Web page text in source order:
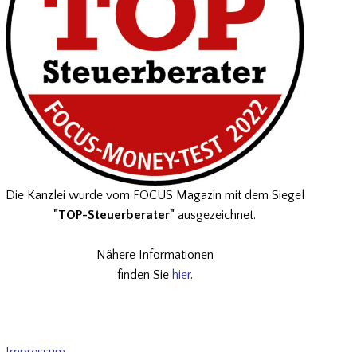
Die Kanzlei wurde vom FOCUS Magazin mit dem Siegel
"TOP-Steuerberater" ausgezeichnet.
Nähere Informationen
finden Sie hier.